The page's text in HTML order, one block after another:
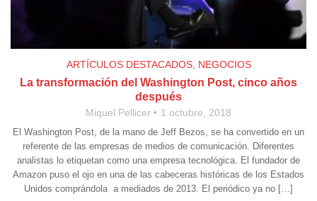
ARTÍCULOS DESTACADOS, NEGOCIOS
La transformación del Washington Post, cinco años
después
Miquel Pellicer 1 octubre, 2018
El Washington Post, de la mano de Jeff Bezos, se ha convertido en un
referente de las empresas de medios de comunicación. Diferentes
analistas lo etiquetan como una empresa tecnológica. El fundador de
Amazon puso el ojo en una de las cabeceras históricas de los Estados
Unidos comprándola a mediados de 2013. El periódico ya no […]